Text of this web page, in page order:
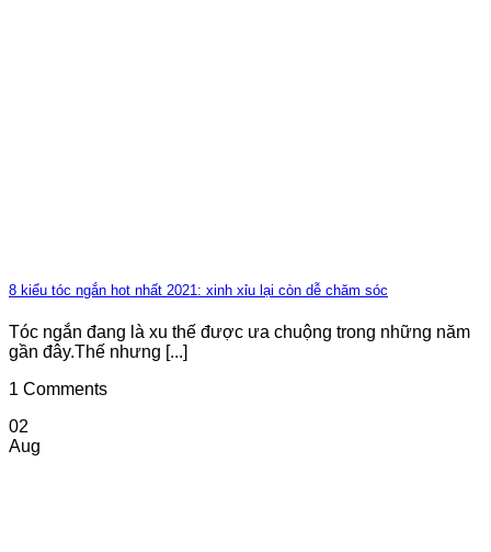
8 kiểu tóc ngắn hot nhất 2021: xinh xỉu lại còn dễ chăm sóc
Tóc ngắn đang là xu thế được ưa chuộng trong những năm
gần đây.Thế nhưng [...]
1 Comments
02
Aug